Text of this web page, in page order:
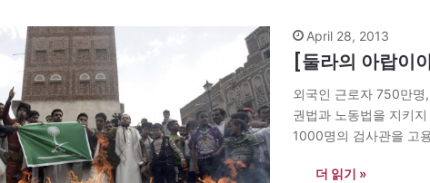
April 28, 2013
[둘라의 아랍이
외국인 근로자 750만
권법과 노동법을 지키
1000명의 검사관을 고
더 읽기 »